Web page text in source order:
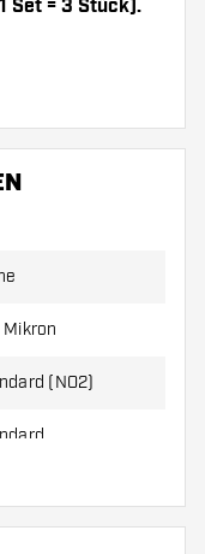
Set = 3 Stück).
Flights und
Flights aus,
am besten
Mikron
(NO2)